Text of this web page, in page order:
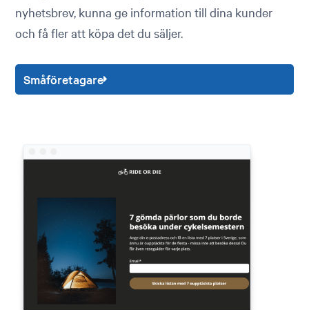
nyhetsbrev, kunna ge information till dina kunder
och få fler att köpa det du säljer.
Småföretagare